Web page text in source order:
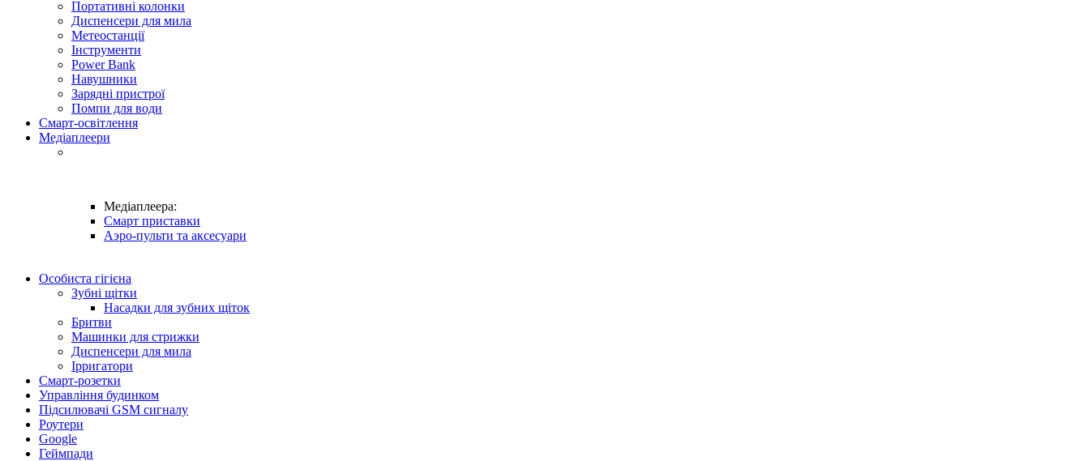
Портативні колонки
Диспенсери для мила
Метеостанції
Інструменти
Power Bank
Навушники
Зарядні пристрої
Помпи для води
Смарт-освітлення
Медіаплеери
Медіаплеера:
Смарт приставки
Аэро-пульти та аксесуари
Особиста гігієна
Зубні щітки
Насадки для зубних щіток
Бритви
Машинки для стрижки
Диспенсери для мила
Ірригатори
Смарт-розетки
Управління будинком
Підсилювачі GSM сигналу
Роутери
Google
Геймпади